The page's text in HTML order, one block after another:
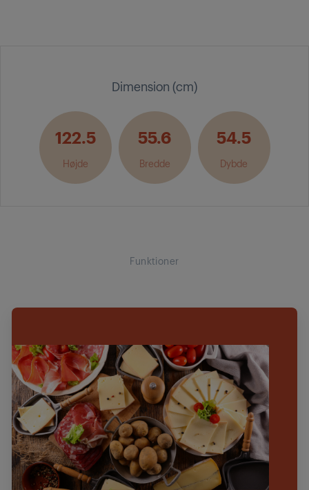
Dimension (cm)
122.5
Højde
55.6
Bredde
54.5
Dybde
Funktioner